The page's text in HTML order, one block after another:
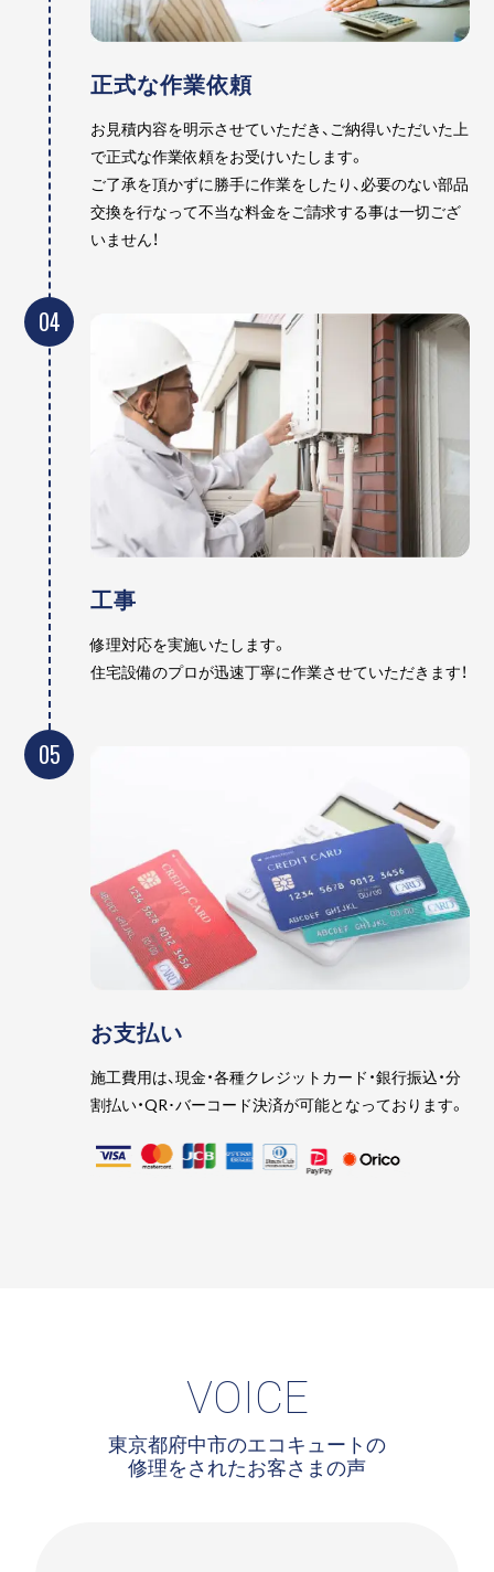
正式な作業依頼
お見積内容を明示させていただき、ご納得いただいた上
で正式な作業依頼をお受けいたします。
ご了承を頂かずに勝手に作業をしたり、必要のない部品
交換を行なって不当な料金をご請求する事は一切ござ
いません！
04
工事
修理対応を実施いたします。
住宅設備のプロが迅速丁寧に作業させていただきます！
05
お支払い
施工費用は、現金・各種クレジットカード・銀行振込・分
割払い・QR･バーコード決済が可能となっております。
VOICE
東京都府中市のエコキュートの
修理をされたお客さまの声